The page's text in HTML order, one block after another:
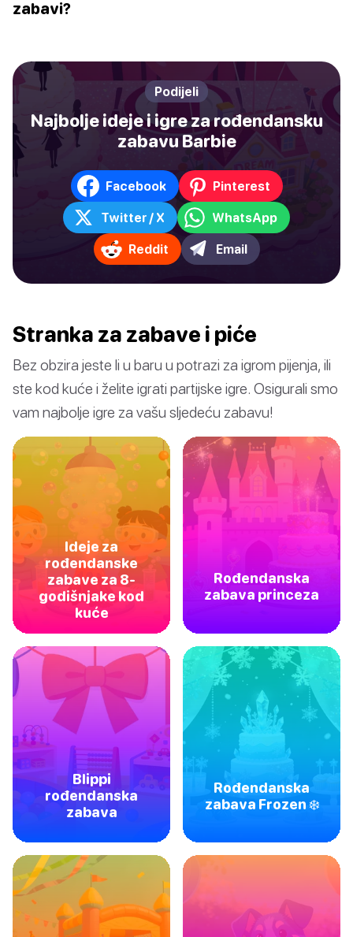
zabavi?
Podijeli
Najbolje ideje i igre za rođendansku
zabavu Barbie
Facebook Pinterest
Twitter / X WhatsApp
Reddit Email
Stranka za zabave i piće
Bez obzira jeste li u baru u potrazi za igrom pijenja, ili
ste kod kuće i želite igrati partijske igre. Osigurali smo
vam najbolje igre za vašu sljedeću zabavu!
Ideje za
rođendanske
zabave za 8-
godišnjake kod
kuće
Rođendanska
zabava princeza
Blippi
rođendanska
zabava
Rođendanska
zabava Frozen ❄️